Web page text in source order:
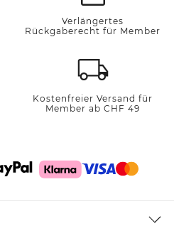
Verlängertes
Rückgaberecht für Member
Kostenfreier Versand für
Member ab CHF 49